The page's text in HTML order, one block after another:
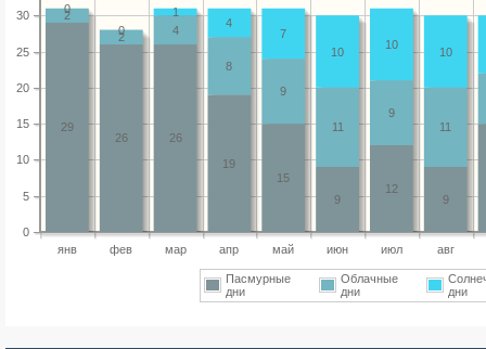
янв фев мар апр май июн июл авг
0
5
10
15
20
25
30
9
12
9
15
19
26
26
29 11
9
11
9
8
4
2
2
10
10
10
7
4
1
0
0
Пасмурные
дни
Облачные
дни
дни